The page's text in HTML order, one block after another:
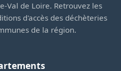
Val de Loire. Retrouvez les
d'accès des déchèteries
de la région.